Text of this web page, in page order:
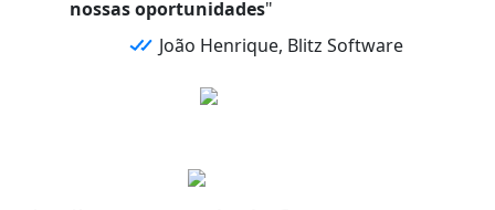
nossas oportunidades"
João Henrique, Blitz Software